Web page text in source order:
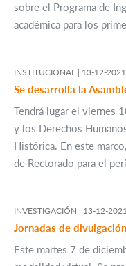
sobre el Programa de
académica para los
INSTITUCIONAL | 13-12-2021
Se desarrolla la
Tendrá lugar el viernes
y los Derechos
Histórica. En este
de Rectorado para el
INVESTIGACIÓN | 13-12-2021
Jornadas de
Este martes 7 de